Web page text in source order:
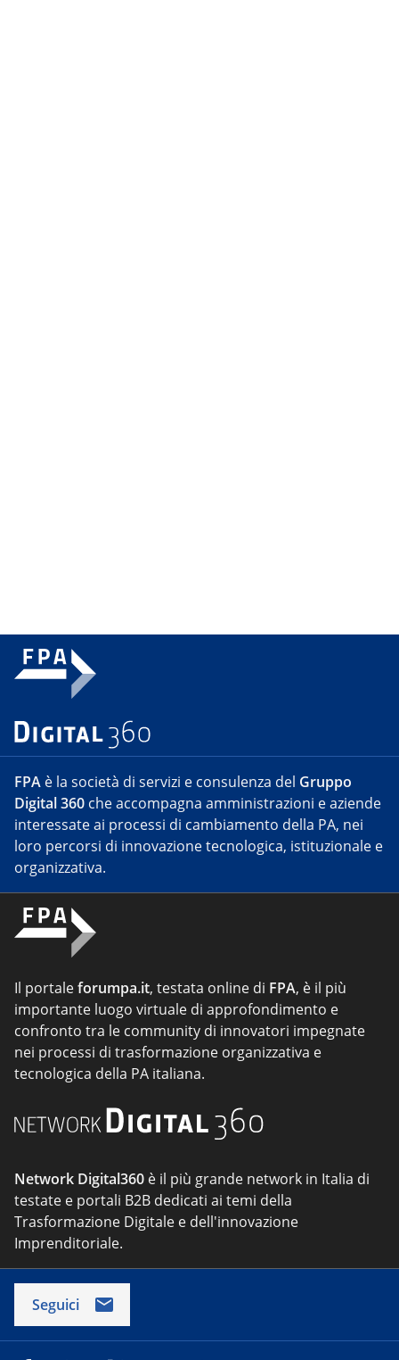
FPA è la società di servizi e consulenza del Gruppo
Digital 360 che accompagna amministrazioni e aziende
interessate ai processi di cambiamento della PA, nei
loro percorsi di innovazione tecnologica, istituzionale e
organizzativa.
Il portaleforumpa.it, testata online di FPA, è il più
importante luogo virtuale di approfondimento e
confronto tra le community di innovatori impegnate
nei processi di trasformazione organizzativa e
tecnologica della PA italiana.
Network Digital360 è il più grande network in Italia di
testate e portali B2B dedicati ai temi della
Trasformazione Digitale e dell'innovazione
Imprenditoriale.
Seguici